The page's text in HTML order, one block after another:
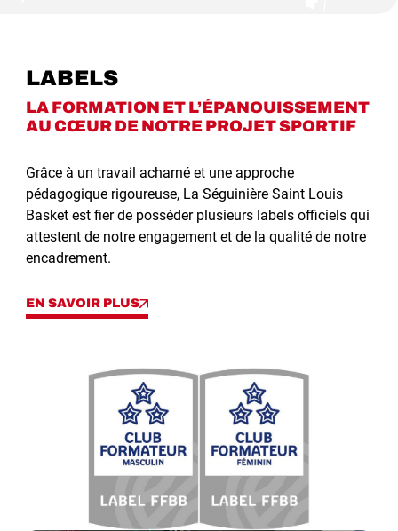
LABELS
LA FORMATION ET L’ÉPANOUISSEMENT
AU CŒUR DE NOTRE PROJET SPORTIF
Grâce à un travail acharné et une approche
pédagogique rigoureuse, La Séguinière Saint Louis
Basket est fier de posséder plusieurs labels officiels qui
attestent de notre engagement et de la qualité de notre
encadrement.
EN SAVOIR PLUS